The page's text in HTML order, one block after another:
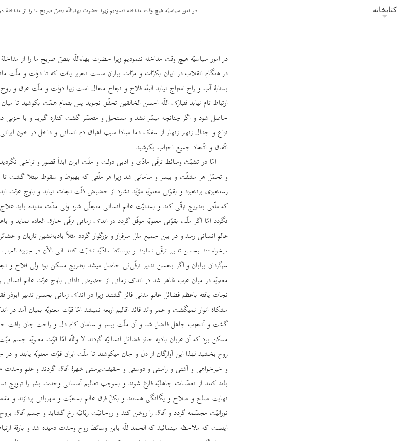
کتابخانه در امور سیاسیّه هیچ‌ وقت مداخله ننمودیم زیرا حضرت بهاءاللّه بنصّ صریح ما را از مداخلۀ
در امور سیاسیّه هیچ‌ وقت مداخله ننمودیم زیرا حضرت بهاءاللّه بنصّ صریح ما را از مداخلۀ
در هنگام انقلاب در ایران بکرّات و مرّات بیاران سمت تحریر یافت که تا دولت و ملّت
بمثابۀ آب و راح امتزاج نیابد البتّه فلاح و نجاح محال است زیرا دولت و ملّت عرق و
ارتباط تام نیابد فتبارک اللّه احسن الخالقین تحقّق نجوید پس بتمام همّت بکوشید تا
حاصل شود و اگر چنانچه میسّر نشد و مستحیل و متعسّر گشت کناره گیرید و با حزبی
نزاع و جدال زنهار زنهار از سفک دما مبادا سبب اهراق دم انسانی و داخل در خون ایرانی
اتّفاق و اتّحاد جمیع احزاب بکوشید
امّا در تشبّث وسائط ترقّی مادّی و ادبی دولت و ملّت ایران ابداً قصور و تراخی
و تحمّل هر مشقّت و بیسر و سامانی شد زیرا هر ملّتی که بهبوط و سقوط مبتلا گشت تا
رستخیزی برنخیزد و بقوّتی معنویّه مؤیّد نشود از حضیض ذلّت نجات نیابد و باوج عزّت
که ملّتی بتدریج ترقّی کند و بمدنیّت عالم انسانی متجلّی شود ولی مدّت مدیده باید
نگردد امّا اگر ملّت بقوّتی معنویّه موفّق گردد در اندک زمانی ترقّی خارق ‌العاده نماید و
عالم انسانی رسد و در بین جمیع ملل سرفراز و بزرگوار گردد مثلاً بادیه‌نشین تازیان و
میخواستند بحسن تدبیر ترقّی نمایند و بوسائط مادّیّه تشبّث کنند الی‌ الآن در جزیزة‌
سرگردان بیابان و اگر بحسن تدبیر ترقّی‌ئی حاصل میشد بتدریج ممکن بود ولی فلاح و
معنویّه در میان عرب ظاهر شد در اندک زمانی از حضیض نادانی باوج عزّت عالم انسانی
نجات یافته باعظم فضائل عالم مدنی فائز گشتند زیرا در اندک زمانی بحسن تدبیر ابوذر
مشکاة انوار نمیگشت و عمر وائد قائد اقالیم اربعه نمیشد امّا قوّت معنویّه بمیان آمد در
گشت و آنحزب جاهل فاضل شد و آن ملّت بیسر و سامان کام دل و راحت جان یافت
ممکن بود که آن عربان بادیه حائز فضائل انسانیّه گردند لا واللّه امّا قوّت معنویّه جسم
روح بخشید لهذا این آوارگان از دل و جان میکوشند تا ملّت ایران قوّت معنویّه یابند و
و خیرخواهی و آشتی و راستی و دوستی و حقیقت‌پرستی شهرۀ آفاق گردند و علم وحدت
بلند کنند از تعصّبات جاهلیّه فارغ شوند و بموجب تعالیم آسمانی وحدت بشر را ترویج
نهایت صلح و صلاح و یگانگی هستند و بکلّ فرق عالم بمحبّت و مهربانی پردازند و
نورانیّت مجسّمه گردد و آفاق را روشن کند و روحانیّت ربّانیّه رخ گشاید و جسم آفاق
اینست که ملاحظه مینمائید که الحمد للّه باین وسائط روح وحدت دمیده شد و بارقۀ